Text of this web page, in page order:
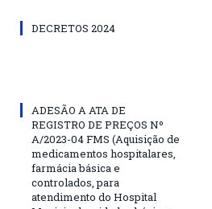
DECRETOS 2024
ADESÃO A ATA DE
REGISTRO DE PREÇOS Nº
A/2023-04 FMS (Aquisição de
medicamentos hospitalares,
farmácia básica e
controlados, para
atendimento do Hospital